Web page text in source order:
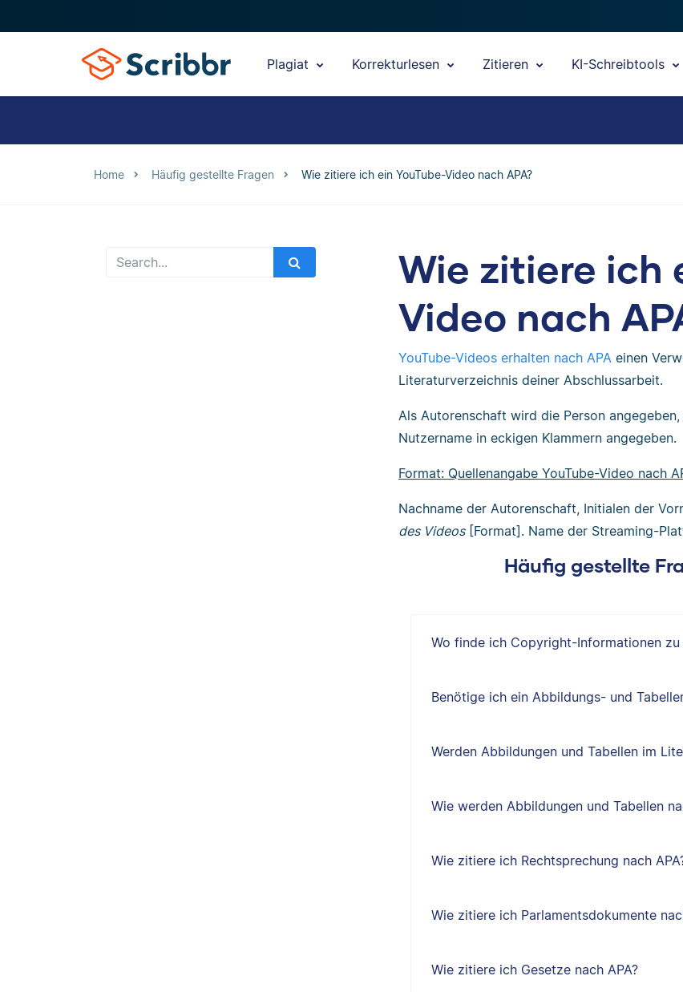
Plagiat Korrekturlesen Zitieren KI-Schreibtools
Home Häufig gestellte Fragen Wie zitiere ich ein YouTube-Video nach APA?
Wie zitiere ich
Video nach
YouTube-Videos erhalten nach APAeinen
Literaturverzeichnis deiner Abschlussarbeit.
Als Autorenschaft wird die Person
Nutzername in eckigen Klammern angegeben.
Format: Quellenangabe YouTube-Video nach
Nachname der Autorenschaft, Initialen der
des Videos[Format]. Name der Streaming-
Häufig gestellte
Wo finde ich Copyright-Informationen zu
Benötige ich ein Abbildungs- und
Werden Abbildungen und Tabellen im
Wie werden Abbildungen und Tabellen
Wie zitiere ich Rechtsprechung nach
Wie zitiere ich Parlamentsdokumente
Wie zitiere ich Gesetze nach APA?